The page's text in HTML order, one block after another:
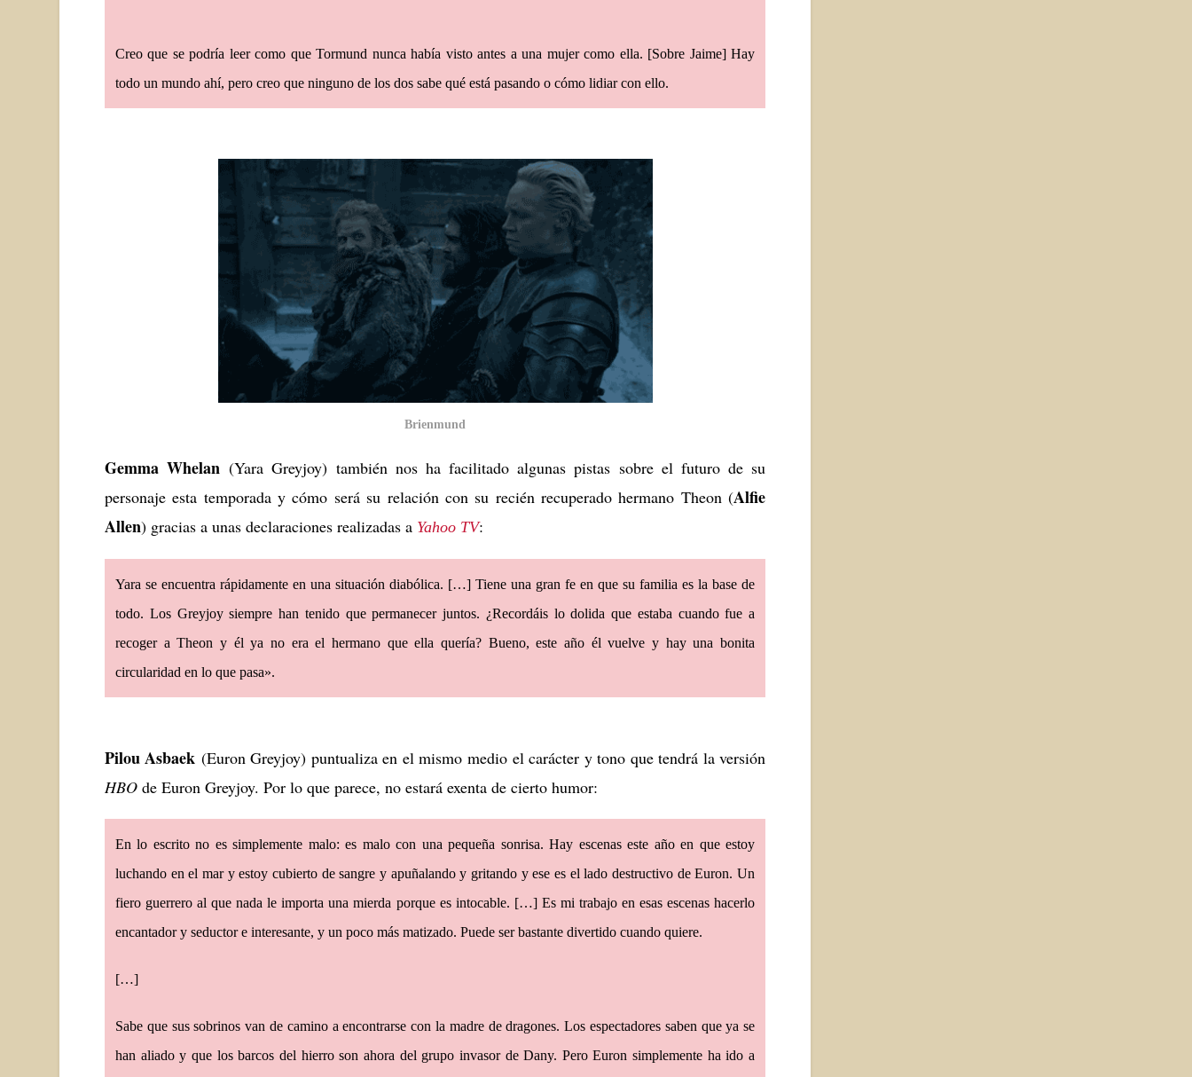
Creo que se podría leer como que Tormund nunca había visto antes a una mujer como ella. [Sobre Jaime] Hay
todo un mundo ahí, pero creo que ninguno de los dos sabe qué está pasando o cómo lidiar con ello.
Brienmund
Gemma Whelan (Yara Greyjoy) también nos ha facilitado algunas pistas sobre el futuro de su
personaje esta temporada y cómo será su relación con su recién recuperado hermano Theon (Alfie
Allen) gracias a unas declaraciones realizadas a Yahoo TV:
Yara se encuentra rápidamente en una situación diabólica. […] Tiene una gran fe en que su familia es la base de
todo. Los Greyjoy siempre han tenido que permanecer juntos. ¿Recordáis lo dolida que estaba cuando fue a
recoger a Theon y él ya no era el hermano que ella quería? Bueno, este año él vuelve y hay una bonita
circularidad en lo que pasa».
Pilou Asbaek (Euron Greyjoy) puntualiza en el mismo medio el carácter y tono que tendrá la versión
HBO de Euron Greyjoy. Por lo que parece, no estará exenta de cierto humor:
En lo escrito no es simplemente malo: es malo con una pequeña sonrisa. Hay escenas este año en que estoy
luchando en el mar y estoy cubierto de sangre y apuñalando y gritando y ese es el lado destructivo de Euron. Un
fiero guerrero al que nada le importa una mierda porque es intocable. […] Es mi trabajo en esas escenas hacerlo
encantador y seductor e interesante, y un poco más matizado. Puede ser bastante divertido cuando quiere.
[…]
Sabe que sus sobrinos van de camino a encontrarse con la madre de dragones. Los espectadores saben que ya se
han aliado y que los barcos del hierro son ahora del grupo invasor de Dany. Pero Euron simplemente ha ido a